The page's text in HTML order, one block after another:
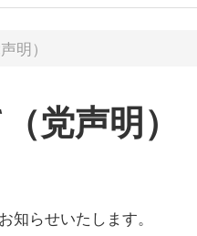
明）
党声明）
らせいたします。